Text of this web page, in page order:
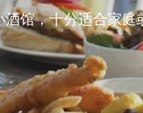
馆，十分适合家庭